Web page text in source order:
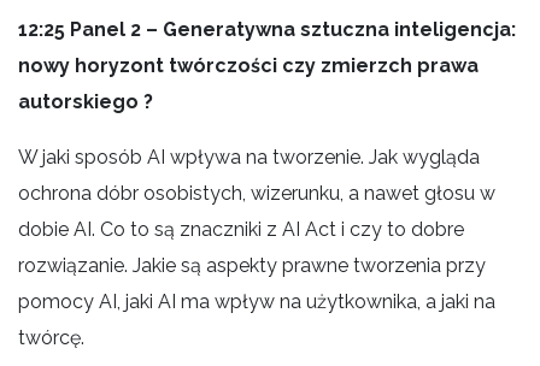
12:25 Panel 2 – Generatywna sztuczna inteligencja:
nowy horyzont twórczości czy zmierzch prawa
autorskiego ?
W jaki sposób AI wpływa na tworzenie. Jak wygląda
ochrona dóbr osobistych, wizerunku, a nawet głosu w
dobie AI. Co to są znaczniki z AI Act i czy to dobre
rozwiązanie. Jakie są aspekty prawne tworzenia przy
pomocy AI, jaki AI ma wpływ na użytkownika, a jaki na
twórcę.